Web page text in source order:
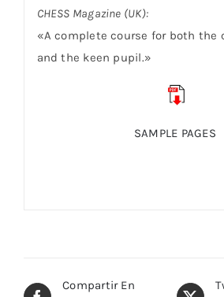
CHESS Magazine (UK):
«A complete course for both the
and the keen pupil.»
SAMPLE PAGES
Compartir En